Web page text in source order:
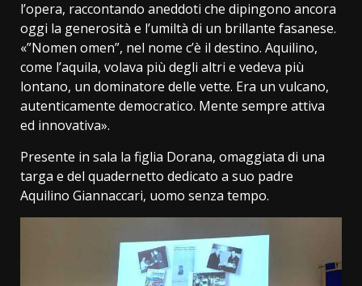
l’opera, raccontando aneddoti che dipingono ancora
oggi la generosità e l’umiltà di un brillante fasanese.
«”Nomen omen”, nel nome c’è il destino. Aquilino,
come l’aquila, volava più degli altri e vedeva più
lontano, un dominatore delle vette. Era un vulcano,
autenticamente democratico. Mente sempre attiva
ed innovativa».
Presente in sala la figlia Dorana, omaggiata di una
targa e del quadernetto dedicato a suo padre
Aquilino Giannaccari, uomo senza tempo.